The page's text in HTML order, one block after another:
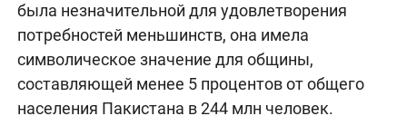
была незначительной для удовлетворения
потребностей меньшинств, она имела
символическое значение для общины,
составляющей менее 5 процентов от общего
населения Пакистана в 244 млн человек.